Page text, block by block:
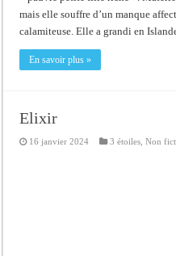
mais elle souffre d’un manque
calamiteuse. Elle a grandi en
En savoir plus »
Elixir
16 janvier 2024 3 étoiles ,Non